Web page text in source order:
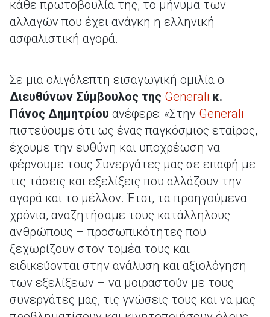
κάθε πρωτοβουλία της, το μήνυμα των
αλλαγών που έχει ανάγκη η ελληνική
ασφαλιστική αγορά.
Σε μια ολιγόλεπτη εισαγωγική ομιλία ο
Διευθύνων Σύμβουλος της Generali κ.
Πάνος Δημητρίου ανέφερε: «Στην Generali
πιστεύουμε ότι ως ένας παγκόσμιος εταίρος,
έχουμε την ευθύνη και υποχρέωση να
φέρνουμε τους Συνεργάτες μας σε επαφή με
τις τάσεις και εξελίξεις που αλλάζουν την
αγορά και το μέλλον. Έτσι, τα προηγούμενα
χρόνια, αναζητήσαμε τους κατάλληλους
ανθρώπους – προσωπικότητες που
ξεχωρίζουν στον τομέα τους και
ειδικεύονται στην ανάλυση και αξιολόγηση
των εξελίξεων – να μοιραστούν με τους
συνεργάτες μας, τις γνώσεις τους και να μας